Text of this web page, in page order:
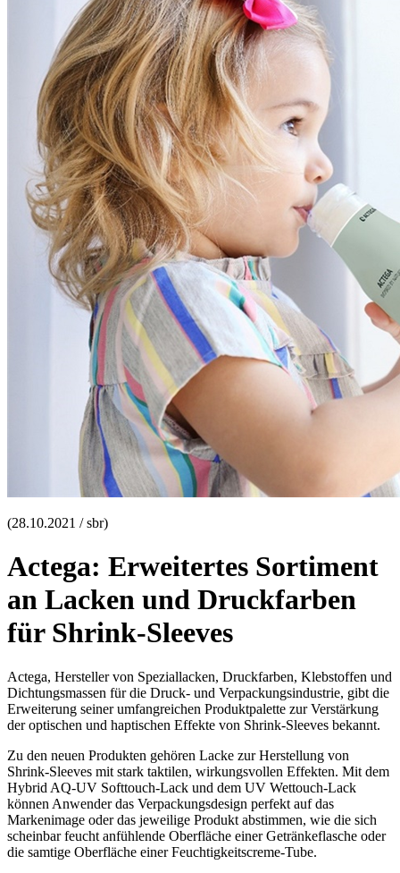
(28.10.2021 / sbr)
Actega: Erweitertes Sortiment
an Lacken und Druckfarben
für Shrink-Sleeves
Actega, Hersteller von Speziallacken, Druckfarben, Klebstoffen und
Dichtungsmassen für die Druck- und Verpackungsindustrie, gibt die
Erweiterung seiner umfangreichen Produktpalette zur Verstärkung
der optischen und haptischen Effekte von Shrink-Sleeves bekannt.
Zu den neuen Produkten gehören Lacke zur Herstellung von
Shrink-Sleeves mit stark taktilen, wirkungsvollen Effekten. Mit dem
Hybrid AQ-UV Softtouch-Lack und dem UV Wettouch-Lack
können Anwender das Verpackungsdesign perfekt auf das
Markenimage oder das jeweilige Produkt abstimmen, wie die sich
scheinbar feucht anfühlende Oberfläche einer Getränkeflasche oder
die samtige Oberfläche einer Feuchtigkeitscreme-Tube.